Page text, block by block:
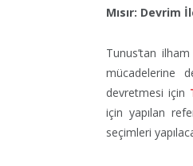
Mısır: Devrim
Tunus’tan
mücadelerine
devretmesi için
için yapılan
seçimleri